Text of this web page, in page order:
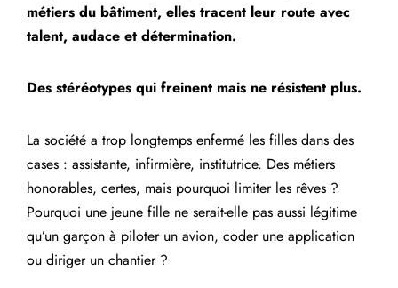
métiers du bâtiment, elles tracent leur route avec
talent, audace et détermination.
Des stéréotypes qui freinent mais ne résistent plus.
La société a trop longtemps enfermé les filles dans des
cases : assistante, infirmière, institutrice. Des métiers
honorables, certes, mais pourquoi limiter les rêves ?
Pourquoi une jeune fille ne serait-elle pas aussi légitime
qu’un garçon à piloter un avion, coder une application
ou diriger un chantier ?